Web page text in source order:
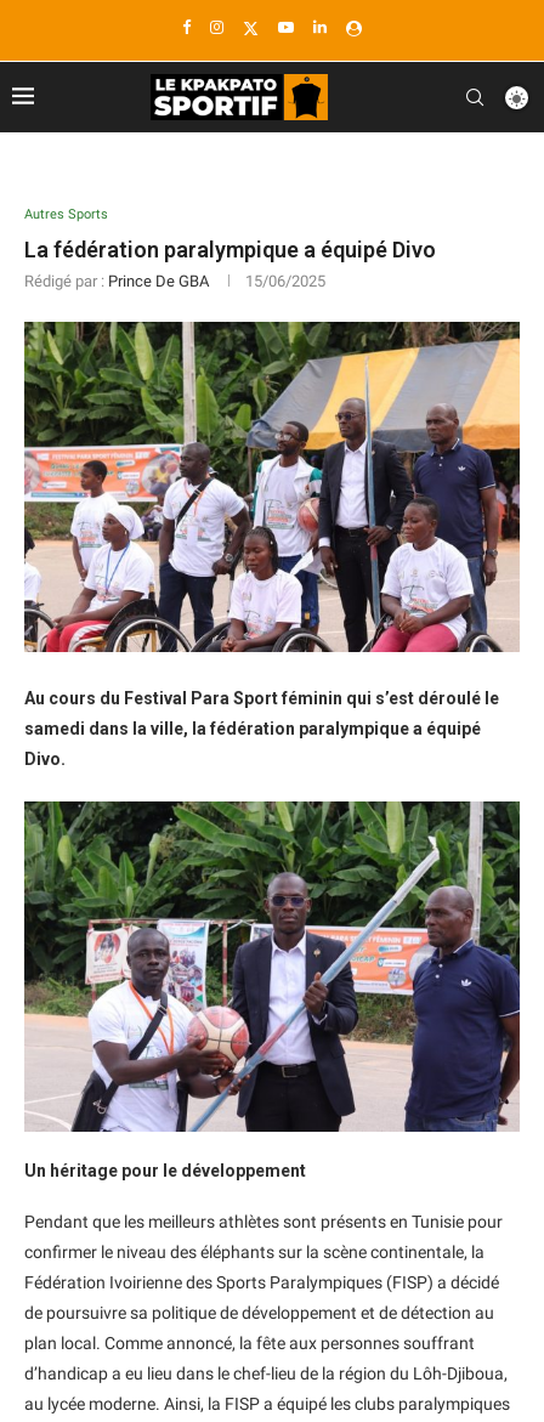
Autres Sports
La fédération paralympique a équipé Divo
Rédigé par : Prince De GBA 15/06/2025
Au cours du Festival Para Sport féminin qui s’est déroulé le
samedi dans la ville, la fédération paralympique a équipé
Divo.
Un héritage pour le développement
Pendant que les meilleurs athlètes sont présents en Tunisie pour
confirmer le niveau des éléphants sur la scène continentale, la
Fédération Ivoirienne des Sports Paralympiques (FISP) a décidé
de poursuivre sa politique de développement et de détection au
plan local. Comme annoncé, la fête aux personnes souffrant
d’handicap a eu lieu dans le chef-lieu de la région du Lôh-Djiboua,
au lycée moderne. Ainsi, la FISP a équipé les clubs paralympiques